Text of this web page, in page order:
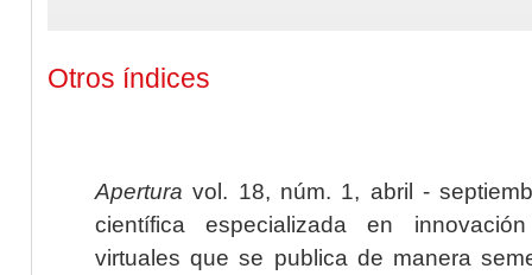
Otros índices
Apertura vol. 18, núm. 1, abril -
científica especializada en
virtuales que se publica de manera